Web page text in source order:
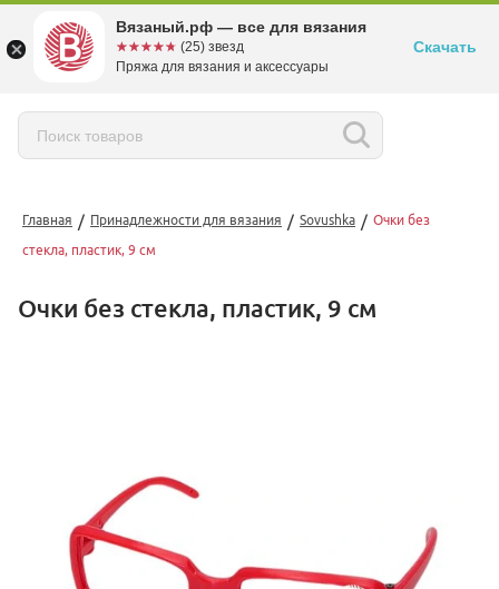
Главная / Принадлежности для вязания / Sovushka / Очки без
стекла, пластик, 9 см
Очки без стекла, пластик, 9 см
Вязаный.рф — все для вязания
☆☆☆☆☆
★★★★★ (25) звезд
Пряжа для вязания и аксессуары
Скачать